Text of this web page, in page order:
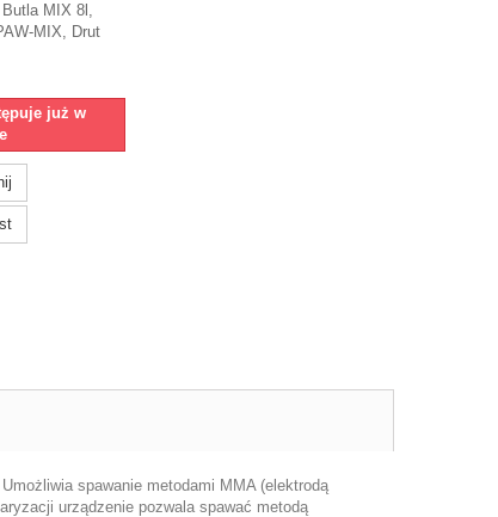
Butla MIX 8l,
MIX, Drut
już w
spawanie metodami MMA (elektrodą
urządzenie pozwala spawać metodą